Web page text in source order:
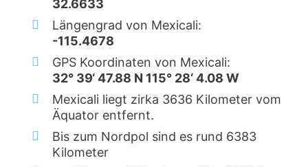
32.6633
Längengrad von Mexicali:
-115.4678
GPS Koordinaten von Mexicali:
32° 39‘ 47.88 N 115° 28‘ 4.08 W
Mexicali liegt zirka 3636 Kilometer vom
Äquator entfernt.
Bis zum Nordpol sind es rund 6383
Kilometer